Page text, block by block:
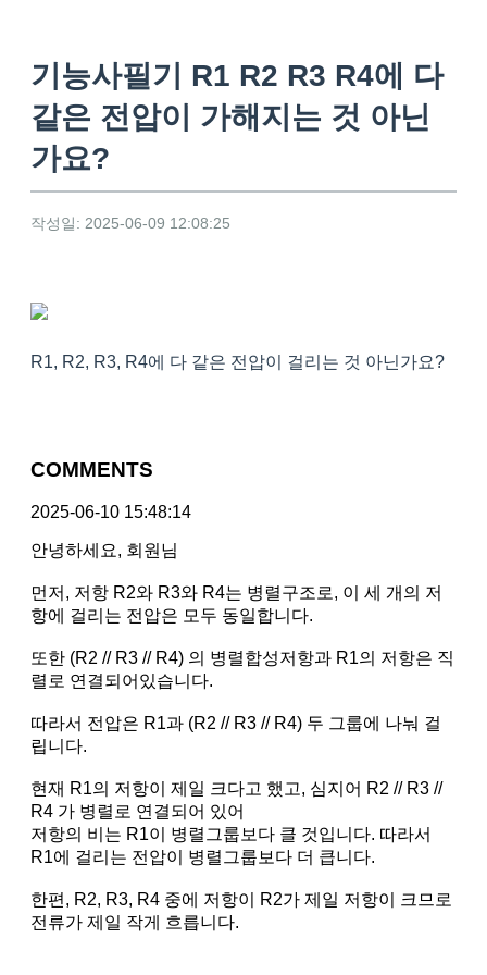
기능사필기 R1 R2 R3 R4에 다
같은 전압이 가해지는 것 아닌
가요?
작성일: 2025-06-09 12:08:25
R1, R2, R3, R4에 다 같은 전압이 걸리는 것 아닌가요?
COMMENTS
2025-06-10 15:48:14
안녕하세요, 회원님
먼저, 저항 R2와 R3와 R4는 병렬구조로, 이 세 개의 저
항에 걸리는 전압은 모두 동일합니다.
또한 (R2 // R3 // R4) 의 병렬합성저항과 R1의 저항은 직
렬로 연결되어있습니다.
따라서 전압은 R1과 (R2 // R3 // R4) 두 그룹에 나눠 걸
립니다.
현재 R1의 저항이 제일 크다고 했고, 심지어 R2 // R3 //
R4 가 병렬로 연결되어 있어
저항의 비는 R1이 병렬그룹보다 클 것입니다. 따라서
R1에 걸리는 전압이 병렬그룹보다 더 큽니다.
한편, R2, R3, R4 중에 저항이 R2가 제일 저항이 크므로
전류가 제일 작게 흐릅니다.